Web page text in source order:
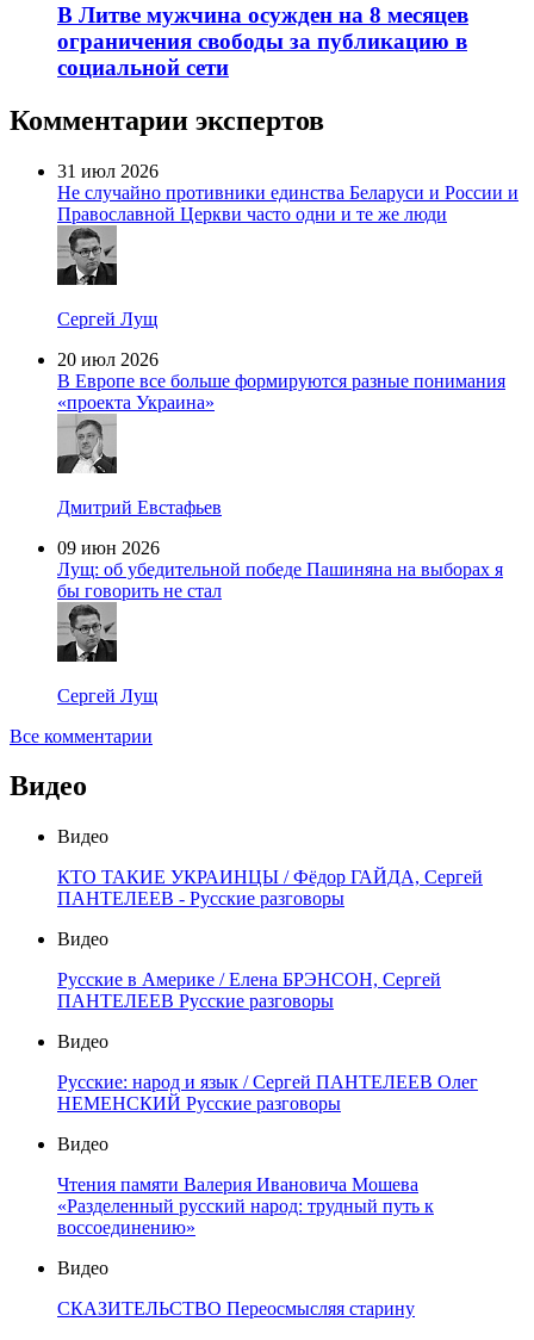
В Литве мужчина осужден на 8 месяцев
ограничения свободы за публикацию в
социальной сети
Комментарии экспертов
31 июл 2026
Не случайно противники единства Беларуси и России и
Православной Церкви часто одни и те же люди
Сергей Лущ
20 июл 2026
В Европе все больше формируются разные понимания
«проекта Украина»
Дмитрий Евстафьев
09 июн 2026
Лущ: об убедительной победе Пашиняна на выборах я
бы говорить не стал
Сергей Лущ
Все комментарии
Видео
Видео
КТО ТАКИЕ УКРАИНЦЫ / Фёдор ГАЙДА, Сергей
ПАНТЕЛЕЕВ - Русские разговоры
Видео
Русские в Америке / Елена БРЭНСОН, Сергей
ПАНТЕЛЕЕВ Русские разговоры
Видео
Русские: народ и язык / Сергей ПАНТЕЛЕЕВ Олег
НЕМЕНСКИЙ Русские разговоры
Видео
Чтения памяти Валерия Ивановича Мошева
«Разделенный русский народ: трудный путь к
воссоединению»
Видео
СКАЗИТЕЛЬСТВО Переосмысляя старину